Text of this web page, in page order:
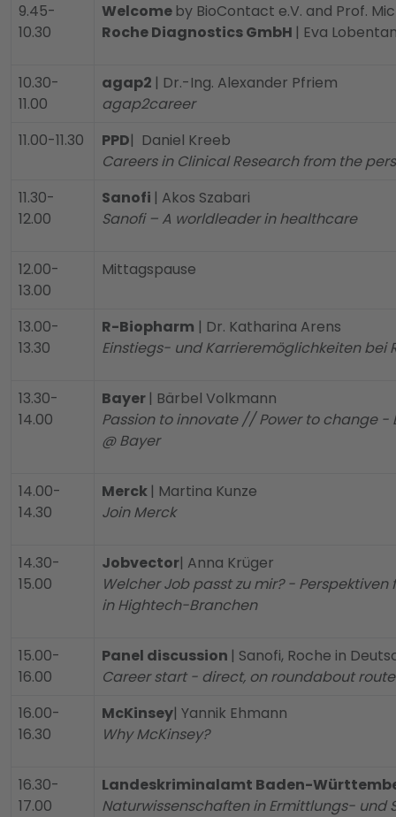
9.45-
10.30
Welcome by BioContact e.V. and Prof.
Roche Diagnostics GmbH | Eva
10.30-
11.00
agap2 | Dr.-Ing. Alexander Pfriem
agap2career
11.00-11.30
PPD| Daniel Kreeb
Careers in Clinical Research from the
11.30-
12.00
Sanofi | Akos Szabari
Sanofi – A worldleader in healthcare
12.00-
13.00
Mittagspause
13.00-
13.30
R-Biopharm | Dr. Katharina Arens
Einstiegs- und Karrieremöglichkeiten bei
13.30-
14.00
Bayer | Bärbel Volkmann
Passion to innovate // Power to change
@ Bayer
14.00-
14.30
Merck | Martina Kunze
Join Merck
14.30-
15.00
Jobvector| Anna Krüger
Welcher Job passt zu mir? -
in Hightech-Branchen
15.00-
16.00
Panel discussion | Sanofi, Roche in
Career start - direct, on roundabout
16.00-
16.30
McKinsey| Yannik Ehmann
Why McKinsey?
16.30-
17.00
Landeskriminalamt Baden-
Naturwissenschaften in Ermittlungs- und